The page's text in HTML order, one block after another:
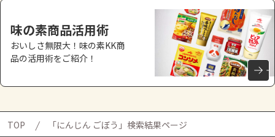
味の素商品活用術
おいしさ無限大！味の素KK商
品の活用術をご紹介！
TOP 「にんじん ごぼう」検索結果ページ